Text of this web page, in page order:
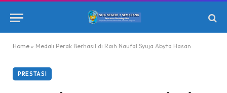
Home » Medali Perak Berhasil di Raih Naufal Syuja Abyta Hasan
PRESTASI